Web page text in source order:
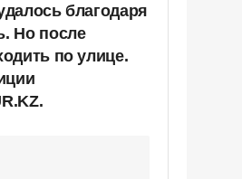
благодаря
Но после
по улице.